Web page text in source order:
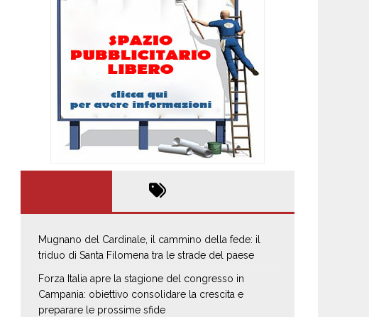
Mugnano del Cardinale, il cammino della fede: il
triduo di Santa Filomena tra le strade del paese
Forza Italia apre la stagione del congresso in
Campania: obiettivo consolidare la crescita e
preparare le prossime sfide